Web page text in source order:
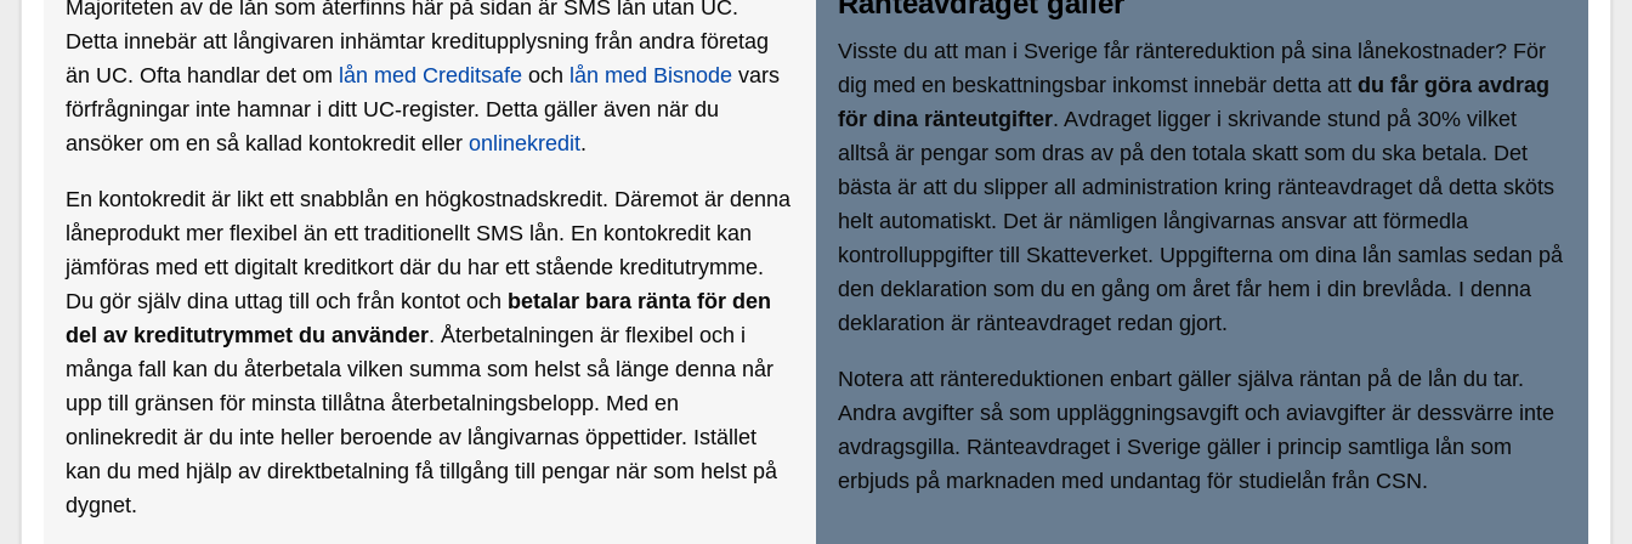
Majoriteten av de lån som återfinns här på sidan är SMS lån utan UC.
Detta innebär att långivaren inhämtar kreditupplysning från andra företag
än UC. Ofta handlar det om lån med Creditsafeoch lån med Bisnodevars
förfrågningar inte hamnar i ditt UC-register. Detta gäller även när du
ansöker om en så kallad kontokredit eller onlinekredit.
En kontokredit är likt ett snabblån en högkostnadskredit. Däremot är denna
låneprodukt mer flexibel än ett traditionellt SMS lån. En kontokredit kan
jämföras med ett digitalt kreditkort där du har ett stående kreditutrymme.
Du gör själv dina uttag till och från kontot och betalar bara ränta för den
del av kreditutrymmet du använder. Återbetalningen är flexibel och i
många fall kan du återbetala vilken summa som helst så länge denna når
upp till gränsen för minsta tillåtna återbetalningsbelopp. Med en
onlinekredit är du inte heller beroende av långivarnas öppettider. Istället
kan du med hjälp av direktbetalning få tillgång till pengar när som helst på
dygnet.
Visste du att man i Sverige får räntereduktion på sina lånekostnader? För
dig med en beskattningsbar inkomst innebär detta att du får göra avdrag
för dina ränteutgifter. Avdraget ligger i skrivande stund på 30% vilket
alltså är pengar som dras av på den totala skatt som du ska betala. Det
bästa är att du slipper all administration kring ränteavdraget då detta sköts
helt automatiskt. Det är nämligen långivarnas ansvar att förmedla
kontrolluppgifter till Skatteverket. Uppgifterna om dina lån samlas sedan på
den deklaration som du en gång om året får hem i din brevlåda. I denna
deklaration är ränteavdraget redan gjort.
Notera att räntereduktionen enbart gäller själva räntan på de lån du tar.
Andra avgifter så som uppläggningsavgift och aviavgifter är dessvärre inte
avdragsgilla. Ränteavdraget i Sverige gäller i princip samtliga lån som
erbjuds på marknaden med undantag för studielån från CSN.